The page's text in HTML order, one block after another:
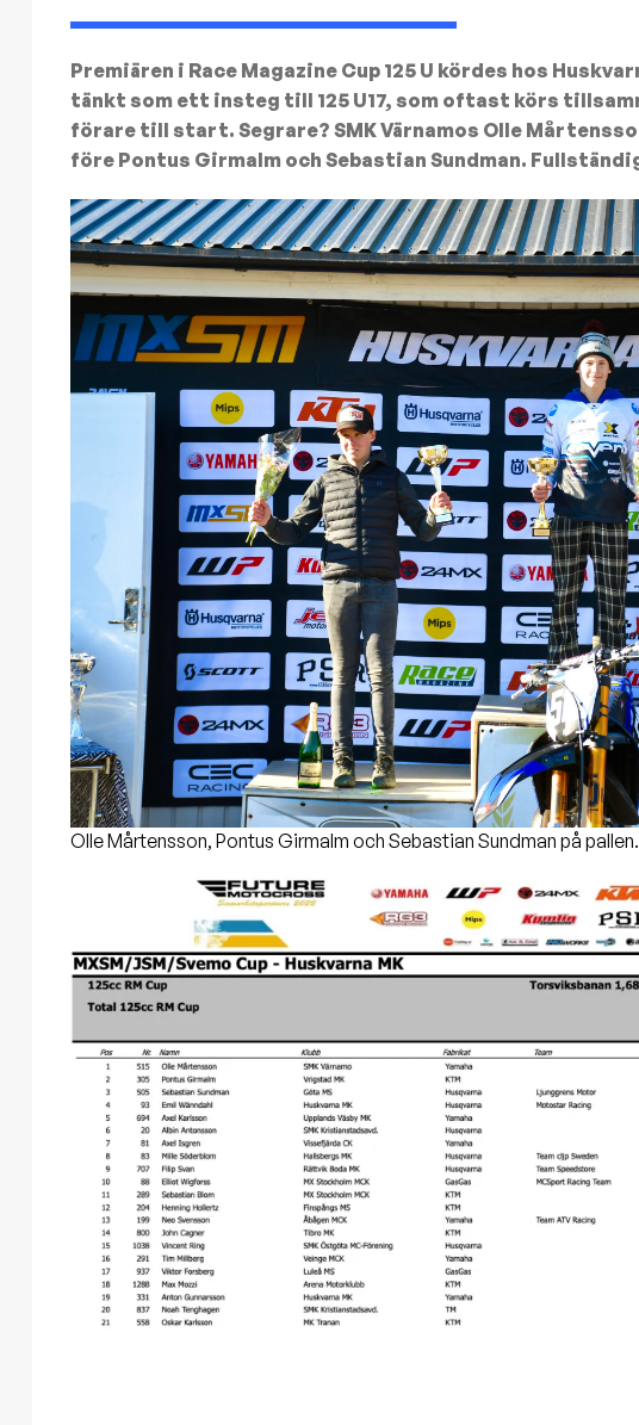
Premiären i Race Magazine Cup 125 U kördes hos
tänkt som ett insteg till 125 U17, som oftast körs
förare till start. Segrare? SMK Värnamos Olle
före Pontus Girmalm och Sebastian Sundman.
Olle Mårtensson, Pontus Girmalm och Sebastian Sundman på pallen.